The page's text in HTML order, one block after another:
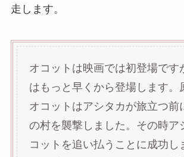
走します。
オコットは映画では初登場です
はもっと早くから登場します。
オコットはアシタカが旅立つ前
の村を襲撃しました。その時ア
コットを追い払うことに成功し